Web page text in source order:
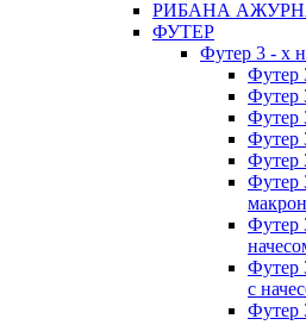
РИБАНА
ФУТЕР
Футер 3 - х
Футер
Футер
Футер
Футер
Футер
Футер
Футер
Футер
с
Футер